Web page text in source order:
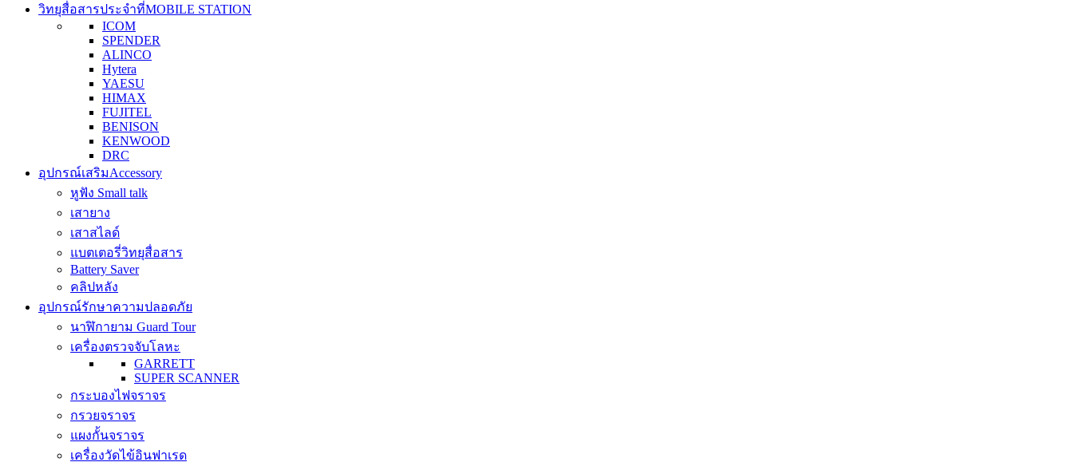
วิทยุสื่อสารประจำที่MOBILE STATION
ICOM
SPENDER
ALINCO
Hytera
YAESU
HIMAX
FUJITEL
BENISON
KENWOOD
DRC
อุปกรณ์เสริมAccessory
หูฟัง Small talk
เสายาง
เสาสไลด์
แบตเตอรี่วิทยุสื่อสาร
Battery Saver
คลิปหลัง
อุปกรณ์รักษาความปลอดภัย
นาฬิกายาม Guard Tour
เครื่องตรวจจับโลหะ
GARRETT
SUPER SCANNER
กระบองไฟจราจร
กรวยจราจร
แผงกั้นจราจร
เครื่องวัดไข้อินฟาเรด